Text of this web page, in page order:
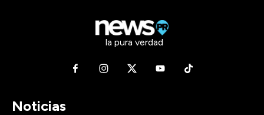
la pura verdad
Noticias